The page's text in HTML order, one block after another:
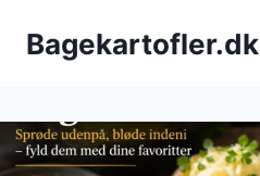
Bagekartofler.dk